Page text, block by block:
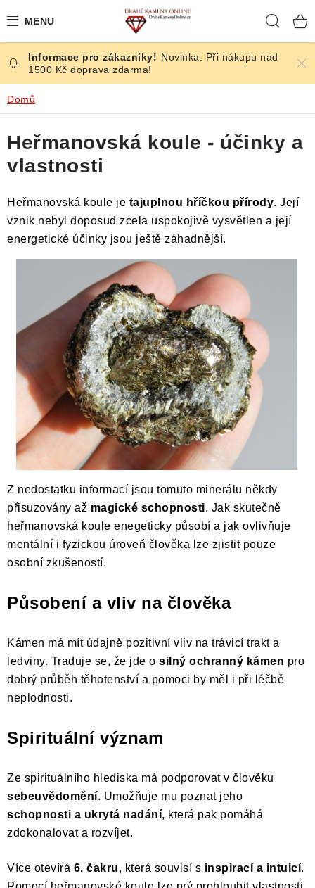
na
ČESKÉ KAMENY
ŠPERKY
KAMENY ZE SVĚTA
BROUŠENÉ
SLEVY
ÚČINKY
ČLÁNKY
NALEZIŠTĚ
NÁŠ PŘÍBĚH
VIDEOGALERIE
KONTAKT
MISTROVSKÉ KRYSTALY
Obchodní podmínky
Puncovní značky
Ochrana osobních údajů
Formulář pro uplatnění reklamace
Poučení o právu na odstoupení od smlouvy
Novinka. Při nákupu nad
1500 Kč doprava zdarma!
Domů
Heřmanovská koule - účinky a
vlastnosti
Heřmanovská koule je tajuplnou hříčkou přírody. Její
vznik nebyl doposud zcela uspokojivě vysvětlen a její
energetické účinky jsou ještě záhadnější.
Z nedostatku informací jsou tomuto minerálu někdy
přisuzovány až magické schopnosti. Jak skutečně
heřmanovská koule enegeticky působí a jak ovlivňuje
mentální i fyzickou úroveň člověka lze zjistit pouze
osobní zkušeností.
Působení a vliv na člověka
Kámen má mít údajně pozitivní vliv na trávicí trakt a
ledviny. Traduje se, že jde o silný ochranný kámen pro
dobrý průběh těhotenství a pomoci by měl i při léčbě
neplodnosti.
Spirituální význam
Ze spirituálního hlediska má podporovat v člověku
sebeuvědomění. Umožňuje mu poznat jeho
schopnosti a ukrytá nadání, která pak pomáhá
zdokonalovat a rozvíjet.
Více otevírá 6. čakru, která souvisí s inspirací a intuicí.